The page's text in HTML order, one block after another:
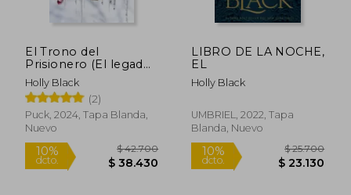
El Trono del
Prisionero (El legado
robado 2)
Holly Black
(2)
Puck, 2024, Tapa Blanda,
Nuevo
LIBRO DE LA NOCHE,
EL
Holly Black
UMBRIEL, 2022, Tapa
Blanda, Nuevo